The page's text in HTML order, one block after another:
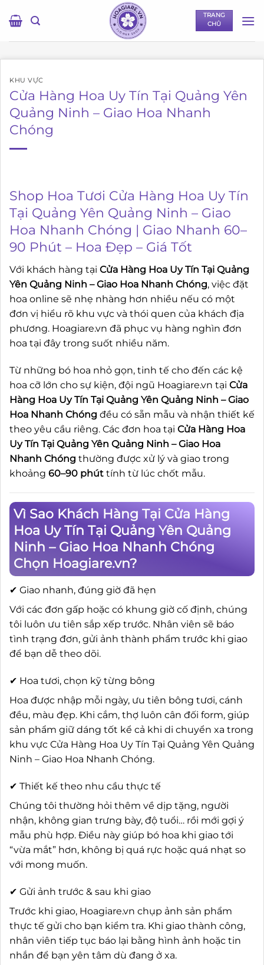
qua
TRANG
CHỦ
KHU VỰC
Cửa Hàng Hoa Uy Tín Tại Quảng Yên
Quảng Ninh – Giao Hoa Nhanh
Chóng
Shop Hoa Tươi Cửa Hàng Hoa Uy Tín
Tại Quảng Yên Quảng Ninh – Giao
Hoa Nhanh Chóng | Giao Nhanh 60–
90 Phút – Hoa Đẹp – Giá Tốt
Với khách hàng tại Cửa Hàng Hoa Uy Tín Tại Quảng
Yên Quảng Ninh – Giao Hoa Nhanh Chóng, việc đặt
hoa online sẽ nhẹ nhàng hơn nhiều nếu có một
đơn vị hiểu rõ khu vực và thói quen của khách địa
phương. Hoagiare.vn đã phục vụ hàng nghìn đơn
hoa tại đây trong suốt nhiều năm.
Từ những bó hoa nhỏ gọn, tinh tế cho đến các kệ
hoa cỡ lớn cho sự kiện, đội ngũ Hoagiare.vn tại Cửa
Hàng Hoa Uy Tín Tại Quảng Yên Quảng Ninh – Giao
Hoa Nhanh Chóng đều có sẵn mẫu và nhận thiết kế
theo yêu cầu riêng. Các đơn hoa tại Cửa Hàng Hoa
Uy Tín Tại Quảng Yên Quảng Ninh – Giao Hoa
Nhanh Chóng thường được xử lý và giao trong
khoảng 60–90 phút tính từ lúc chốt mẫu.
Vì Sao Khách Hàng Tại Cửa Hàng
Hoa Uy Tín Tại Quảng Yên Quảng
Ninh – Giao Hoa Nhanh Chóng
Chọn Hoagiare.vn?
✔ Giao nhanh, đúng giờ đã hẹn
Với các đơn gấp hoặc có khung giờ cố định, chúng
tôi luôn ưu tiên sắp xếp trước. Nhân viên sẽ báo
tình trạng đơn, gửi ảnh thành phẩm trước khi giao
để bạn dễ theo dõi.
✔ Hoa tươi, chọn kỹ từng bông
Hoa được nhập mỗi ngày, ưu tiên bông tươi, cánh
đều, màu đẹp. Khi cắm, thợ luôn cân đối form, giúp
sản phẩm giữ dáng tốt kể cả khi di chuyển xa trong
khu vực Cửa Hàng Hoa Uy Tín Tại Quảng Yên Quảng
Ninh – Giao Hoa Nhanh Chóng.
✔ Thiết kế theo nhu cầu thực tế
Chúng tôi thường hỏi thêm về dịp tặng, người
nhận, không gian trưng bày, độ tuổi… rồi mới gợi ý
mẫu phù hợp. Điều này giúp bó hoa khi giao tới
“vừa mắt” hơn, không bị quá rực hoặc quá nhạt so
với mong muốn.
✔ Gửi ảnh trước & sau khi giao
Trước khi giao, Hoagiare.vn chụp ảnh sản phẩm
thực tế gửi cho bạn kiểm tra. Khi giao thành công,
nhân viên tiếp tục báo lại bằng hình ảnh hoặc tin
nhắn để bạn yên tâm dù đang ở xa.